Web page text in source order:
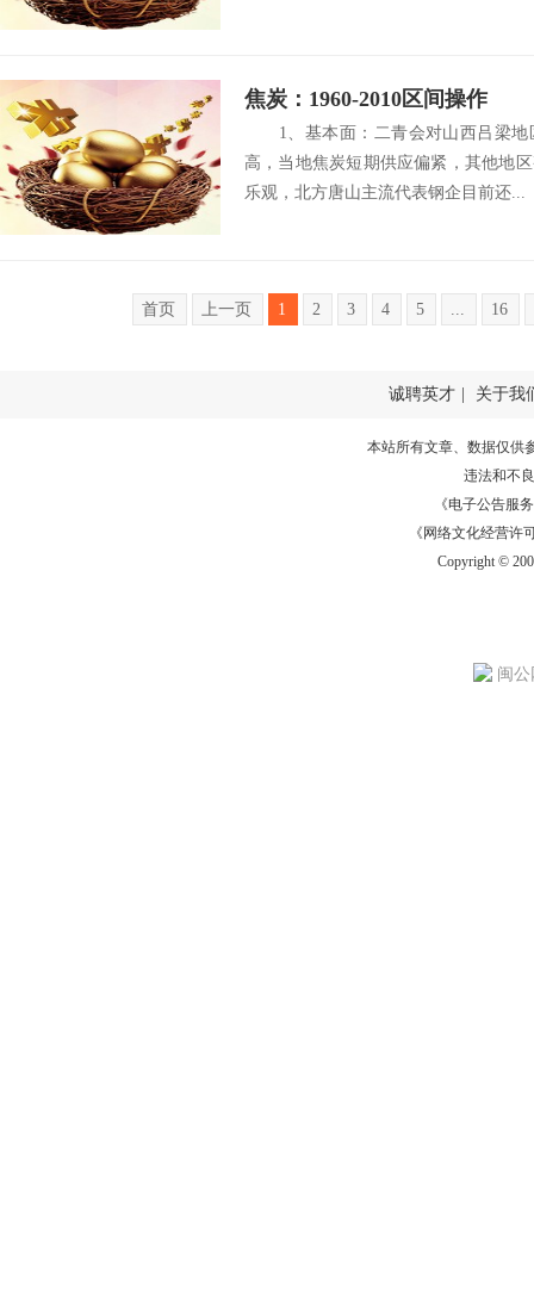
焦炭：1960-2010区间操作
1、基本面：二青会对山西吕梁地
高，当地焦炭短期供应偏紧，其他地
乐观，北方唐山主流代表钢企目前还...
首页 上一页 1 2 3 4 5 ... 16
诚聘英才 关于我
本站所有文章、数据仅供
违法和不
《电子公告服务
《网络文化经营许
Copyright ©
闽公